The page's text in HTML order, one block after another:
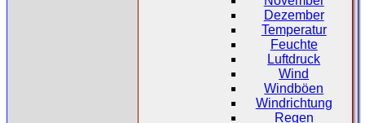
Dezember
Temperatur
Feuchte
Luftdruck
Wind
Windböen
Windrichtung
Regen